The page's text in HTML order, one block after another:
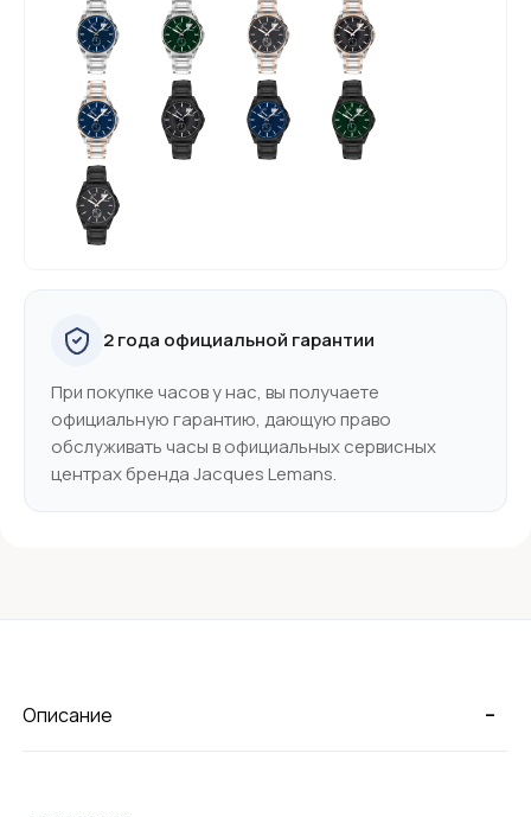
2 года официальной гарантии
При покупке часов у нас, вы получаете
официальную гарантию, дающую право
обслуживать часы в официальных сервисных
центрах бренда Jacques Lemans.
-
Описание